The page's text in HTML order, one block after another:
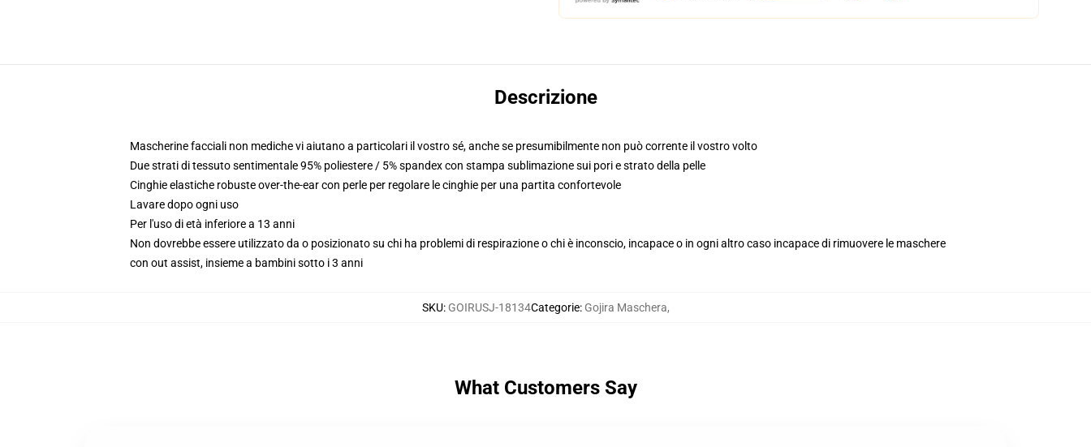
Descrizione
Mascherine facciali non mediche vi aiutano a particolari il vostro sé, anche se presumibilmente non può corrente il vostro volto
Due strati di tessuto sentimentale 95% poliestere / 5% spandex con stampa sublimazione sui pori e strato della pelle
Cinghie elastiche robuste over-the-ear con perle per regolare le cinghie per una partita confortevole
Lavare dopo ogni uso
Per l'uso di età inferiore a 13 anni
Non dovrebbe essere utilizzato da o posizionato su chi ha problemi di respirazione o chi è inconscio, incapace o in ogni altro caso incapace di rimuovere le maschere
con out assist, insieme a bambini sotto i 3 anni
SKU: GOIRUSJ-18134Categorie: Gojira Maschera,
What Customers Say